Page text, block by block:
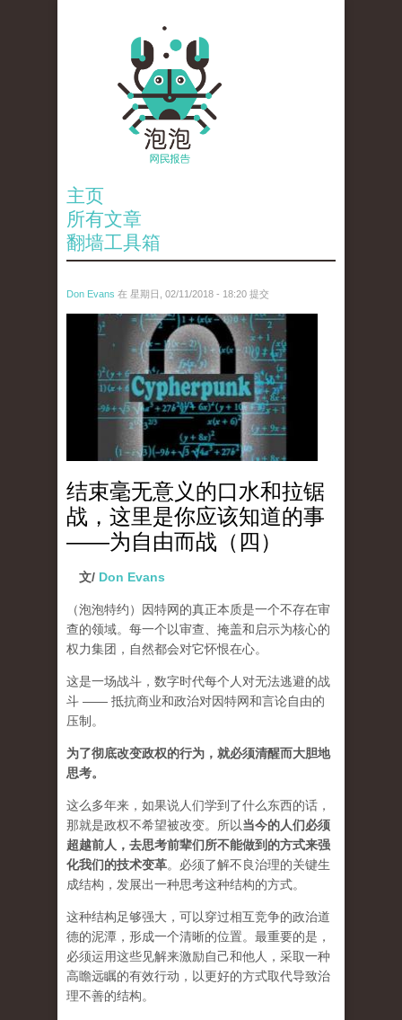
主页
所有文章
翻墙工具箱
Don Evans 在 星期日, 02/11/2018 - 18:20 提交
wechatimg1424.jpeg
结束毫无意义的口水和拉锯
战，这里是你应该知道的事
——为自由而战（四）
文/ Don Evans
（泡泡特约）
因特网的真正本质是一个不存在审
查的领域。每一个以审查、掩盖和启示为核心的
权力集团，自然都会对它怀恨在心。
这是一场战斗，数字时代每个人对无法逃避的战
斗 —— 抵抗商业和政治对因特网和言论自由的
压制。
为了彻底改变政权的行为，就必须清醒而大胆地
思考。
这么多年来，如果说人们学到了什么东西的话，
那就是政权不希望被改变。所以当今的人们必须
超越前人，去思考前辈们所不能做到的方式来强
化我们的技术变革。必须了解不良治理的关键生
成结构，发展出一种思考这种结构的方式。
这种结构足够强大，可以穿过相互竞争的政治道
德的泥潭，形成一个清晰的位置。最重要的是，
必须运用这些见解来激励自己和他人，采取一种
高瞻远瞩的有效行动，以更好的方式取代导致治
理不善的结构。